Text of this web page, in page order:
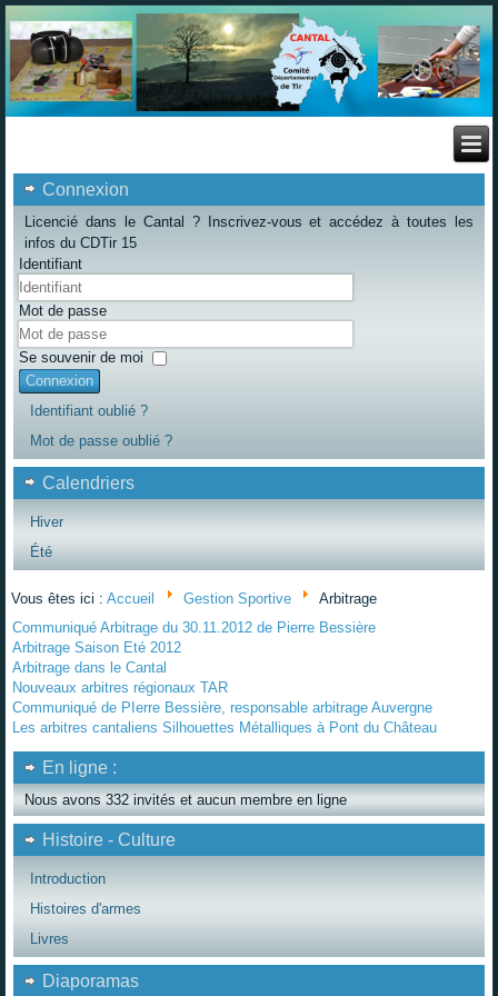
Connexion
Licencié dans le Cantal ? Inscrivez-vous et accédez à toutes les
infos du CDTir 15
Identifiant
Mot de passe
Se souvenir de moi
Connexion
Identifiant oublié ?
Mot de passe oublié ?
Calendriers
Hiver
Été
Vous êtes ici :Accueil Gestion Sportive
Arbitrage
Communiqué Arbitrage du 30.11.2012 de Pierre Bessière
Arbitrage Saison Eté 2012
Arbitrage dans le Cantal
Nouveaux arbitres régionaux TAR
Communiqué de PIerre Bessière, responsable arbitrage Auvergne
Les arbitres cantaliens Silhouettes Métalliques à Pont du Château
En ligne :
Nous avons 332 invités et aucun membre en ligne
Histoire - Culture
Introduction
Histoires d'armes
Livres
Diaporamas